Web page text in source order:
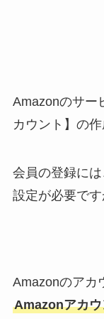
Amazonのサー
カウント】の
会員の登録に
設定が必要で
Amazonのアカ
Amazonアカ